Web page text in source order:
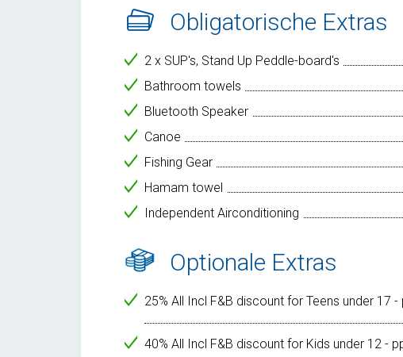
Obligatorische Extras
2 x SUP's, Stand Up Peddle-board's
Bathroom towels
Bluetooth Speaker
Canoe
Fishing Gear
Hamam towel
Independent Airconditioning
Optionale Extras
25% All Incl F&B discount for Teens under 17
40% All Incl F&B discount for Kids under 12 -